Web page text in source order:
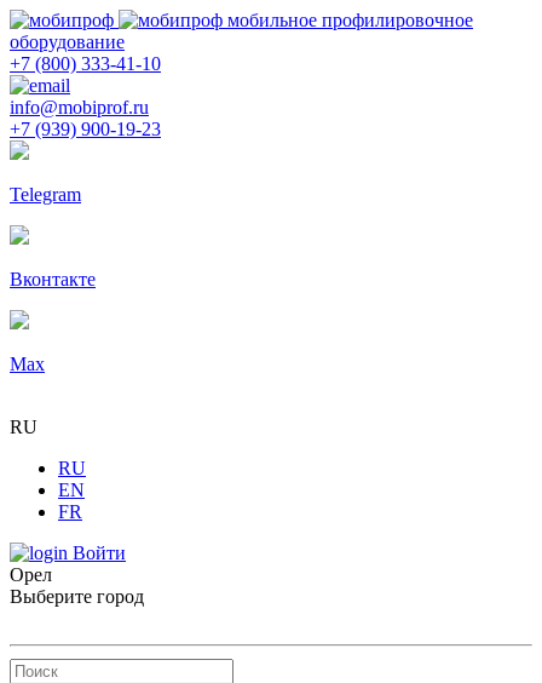
мобильное профилировочное
оборудование
+7 (800) 333-41-10
info@mobiprof.ru
+7 (939) 900-19-23
Telegram
Вконтакте
Max
RU
RU
EN
FR
Войти
Орел
Выберите город